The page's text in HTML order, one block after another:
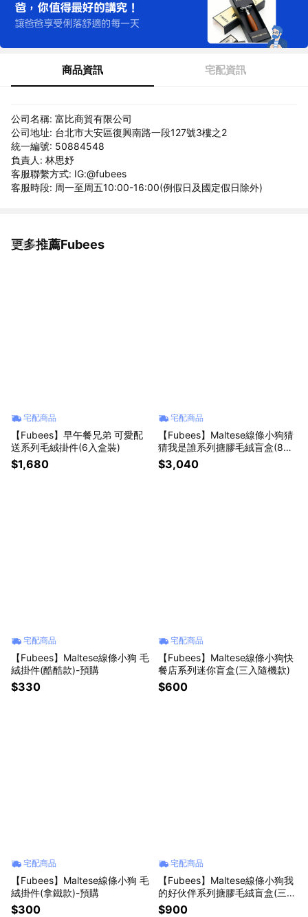
商品資訊 宅配資訊
公司名稱: 富比商貿有限公司
公司地址: 台北市大安區復興南路一段127號3樓之2
統一編號: 50884548
負責人: 林思妤
客服聯繫方式: IG:@fubees
客服時段: 周一至周五10:00-16:00(例假日及國定假日除外)
更多推薦Fubees
看更多
宅配商品
【Fubees】早午餐兄弟 可愛配
送系列毛絨掛件(6入盒裝)
$1,680
宅配商品
【Fubees】Maltese線條小狗猜
猜我是誰系列搪膠毛絨盲盒(8入
盒裝)-預購
$3,040
宅配商品
【Fubees】Maltese線條小狗 毛
絨掛件(酷酷款)-預購
$330
宅配商品
【Fubees】Maltese線條小狗快
餐店系列迷你盲盒(三入隨機款)
$600
宅配商品
【Fubees】Maltese線條小狗 毛
絨掛件(拿鐵款)-預購
$300
宅配商品
【Fubees】Maltese線條小狗我
的好伙伴系列搪膠毛絨盲盒(三入
隨機款)
$900